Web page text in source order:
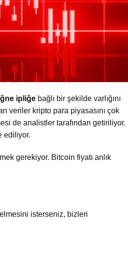
ipliğe bağlı bir şekilde varlığını
veriler kripto para piyasasını çok
de analistler tarafından getiriliyor.
ediliyor.
gerekiyor. Bitcoin fiyatı anlık
isterseniz, bizleri